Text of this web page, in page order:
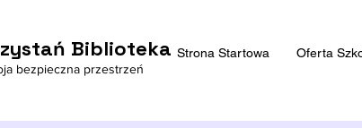
Biblioteka
bezpieczna przestrzeń
Strona Startowa Oferta